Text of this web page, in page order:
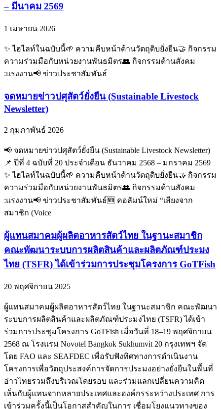
– มีนาคม 2569
1 เมษายน 2026
✨ ไฮไลท์ในฉบับนี้🌱 ความคืบหน้าด้านวัตถุดิบยั่งยืน🤝 กิจกรรม
ความร่วมมือกับหน่วยงานพันธมิตร👥 กิจกรรมด้านสังคม
:แรงงาน📢 ข่าวประชาสัมพันธ์
จดหมายข่าวปศุสัตว์ยั่งยืน (Sustainable Livestock
Newsletter)
2 กุมภาพันธ์ 2026
📢 จดหมายข่าวปศุสัตว์ยั่งยืน (Sustainable Livestock Newsletter)
📌 ปีที่ 4 ฉบับที่ 20 ประจำเดือน ธันวาคม 2568 – มกราคม 2569
✨ ไฮไลท์ในฉบับนี้🌱 ความคืบหน้าด้านวัตถุดิบยั่งยืน🤝 กิจกรรม
ความร่วมมือกับหน่วยงานพันธมิตร👥 กิจกรรมด้านสังคม
:แรงงาน📢 ข่าวประชาสัมพันธ์🆕 คอลัมน์ใหม่ “เสียงจาก
สมาชิก (Voice
ผู้แทนสมาคมผู้ผลิตอาหารสัตว์ไทย ในฐานะสมาชิก
คณะพัฒนาระบบการผลิตสินค้าและผลิตภัณฑ์ประมง
ไทย (TSFR) ได้เข้าร่วมการประชุมโครงการ GoTFish
20 พฤศจิกายน 2025
ผู้แทนสมาคมผู้ผลิตอาหารสัตว์ไทย ในฐานะสมาชิก คณะพัฒนา
ระบบการผลิตสินค้าและผลิตภัณฑ์ประมงไทย (TSFR) ได้เข้า
ร่วมการประชุมโครงการ GoTFish เมื่อวันที่ 18–19 พฤศจิกายน
2568 ณ โรงแรม Novotel Bangkok Sukhumvit 20 กรุงเทพฯ จัด
โดย FAO และ SEAFDEC เพื่อรับฟังทิศทางการดำเนินงาน
โครงการเพื่อวัตถุประสงค์การจัดการประมงอย่างยั่งยืนในพื้นที่
อ่าวไทยรวมถึงบริเวณโดยรอบ และร่วมแลกเปลี่ยนความคิด
เห็นกับผู้แทนจากหลายประเทศและองค์กรระหว่างประเทศ การ
เข้าร่วมครั้งนี้เป็นโอกาสสำคัญในการ เชื่อมโยงแนวทางของ